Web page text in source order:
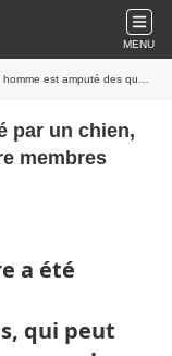
MENU
amputé des quatre membres
par un chien,
membres
a été
qui peut